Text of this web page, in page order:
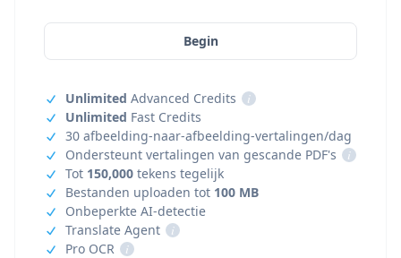
Begin
Unlimited Advanced Credits
i
Unlimited Fast Credits
30 afbeelding-naar-afbeelding-vertalingen/dag
Ondersteunt vertalingen van gescande PDF's
i
Tot 150,000 tekens tegelijk
Bestanden uploaden tot 100 MB
Onbeperkte AI-detectie
Translate Agent
i
Pro OCR
i